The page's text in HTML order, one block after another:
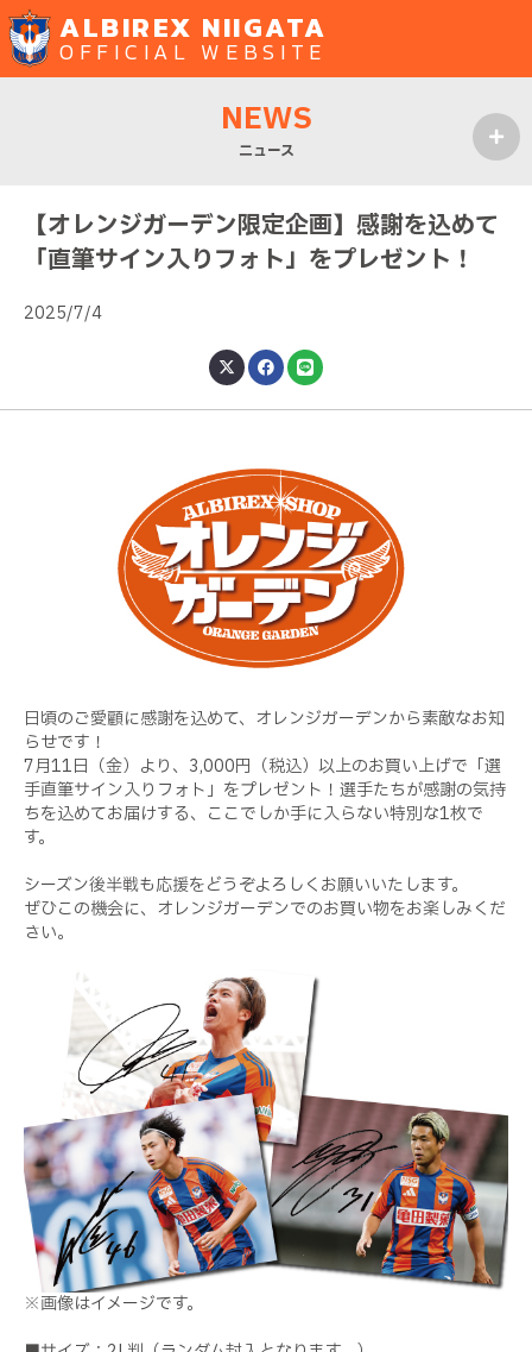
ALBIREX NIIGATA
OFFICIAL WEBSITE
NEWS
ニュース
【オレンジガーデン限定企画】感謝を込めて
「直筆サイン入りフォト」をプレゼント！
2025/7/4
日頃のご愛顧に感謝を込めて、オレンジガーデンから素敵なお知
らせです！
7月11日（金）より、3,000円（税込）以上のお買い上げで「選
手直筆サイン入りフォト」をプレゼント！選手たちが感謝の気持
ちを込めてお届けする、ここでしか手に入らない特別な1枚で
す。
シーズン後半戦も応援をどうぞよろしくお願いいたします。
ぜひこの機会に、オレンジガーデンでのお買い物をお楽しみくだ
さい。
※画像はイメージです。